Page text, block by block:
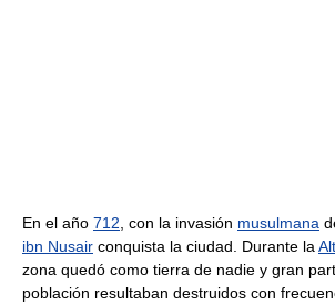
En el año 712 , con la invasión musulmana
ibn Nusair conquista la ciudad. Durante la
zona quedó como tierra de nadie y gran
población resultaban destruidos con